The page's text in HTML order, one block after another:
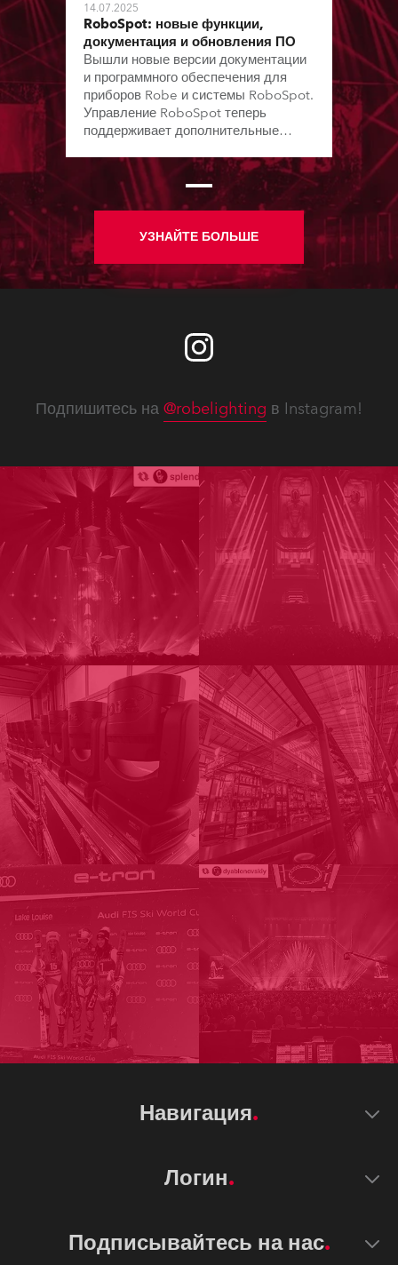
14.07.2025
RoboSpot: новые функции,
документация и обновления ПО
Вышли новые версии документации
и программного обеспечения для
приборов Robe и системы RoboSpot.
Управление RoboSpot теперь
поддерживает дополнительные
каналы цвета; содержит
исправления, повышающие
надежность и удобство работы.
руководства, технические
бюллетени, прайс-листы на
запасные части, прошивки приборов
с новыми функциями, улучшения
УЗНАЙТЕ БОЛЬШЕ
Подпишитесь на @robelighting в Instagram!
Навигация
Логин
Подписывайтесь на нас